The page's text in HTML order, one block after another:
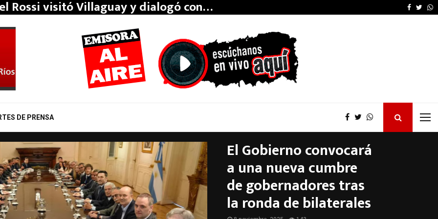
Rossi visitó Villaguay y dialogó con… Kicillof desautorizó
DE PRENSA
El Gobierno convocará
a una nueva cumbre
de gobernadores tras
la ronda de bilaterales